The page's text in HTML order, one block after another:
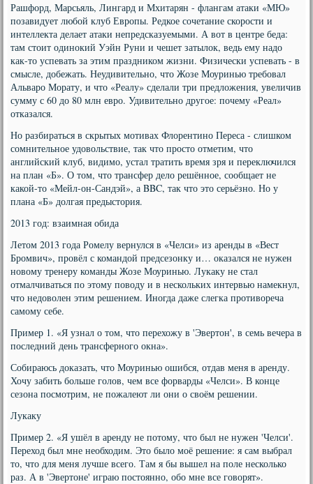
Рашфорд, Марсьяль, Лингард и Мхитарян - флангам атаки «МЮ»
позавидует любой клуб Европы. Редкое сочетание скорости и
интеллекта делает атаки непредсказуемыми. А вот в центре беда:
там стоит одинокий Уэйн Руни и чешет затылок, ведь ему надо
как-то успевать за этим праздником жизни. Физически успевать - в
смысле, добежать. Неудивительно, что Жозе Моуринью требовал
Альваро Морату, и что «Реалу» сделали три предложения, увеличив
сумму с 60 до 80 млн евро. Удивительно другое: почему «Реал»
отказался.
Но разбираться в скрытых мотивах Флорентино Переса - слишком
сомнительное удовольствие, так что просто отметим, что
английский клуб, видимо, устал тратить время зря и переключился
на план «Б». О том, что трансфер дело решённое, сообщает не
какой-то «Мейл-он-Сандэй», а BBC, так что это серьёзно. Но у
плана «Б» долгая предыстория.
2013 год: взаимная обида
Летом 2013 года Ромелу вернулся в «Челси» из аренды в «Вест
Бромвич», провёл с командой предсезонку и… оказался не нужен
новому тренеру команды Жозе Моуринью. Лукаку не стал
отмалчиваться по этому поводу и в нескольких интервью намекнул,
что недоволен этим решением. Иногда даже слегка противореча
самому себе.
Пример 1. «Я узнал о том, что перехожу в 'Эвертон', в семь вечера в
последний день трансферного окна».
Собираюсь доказать, что Моуринью ошибся, отдав меня в аренду.
Хочу забить больше голов, чем все форварды «Челси». В конце
сезона посмотрим, не пожалеют ли они о своём решении.
Лукаку
Пример 2. «Я ушёл в аренду не потому, что был не нужен 'Челси'.
Переход был мне необходим. Это было моё решение: я сам выбрал
то, что для меня лучше всего. Там я бы вышел на поле несколько
раз. А в 'Эвертоне' играю постоянно, обо мне все говорят».